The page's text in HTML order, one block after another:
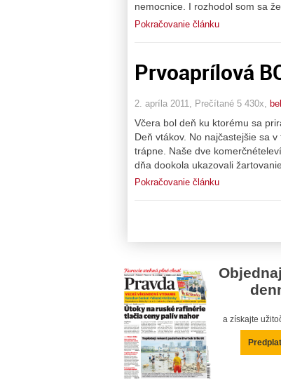
nemocnice. I rozhodol som sa
Pokračovanie článku
Prvoaprílová
2. apríla 2011, Prečítané 5 430x,
Včera bol deň ku ktorému sa
Deň vtákov. No najčastejšie sa
trápne. Naše dve
dňa dookola ukazovali
Pokračovanie článku
a získajte